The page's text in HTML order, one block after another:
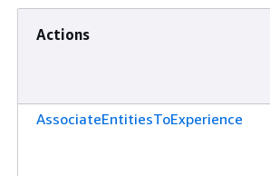
Actions
AssociateEntitiesToExperience